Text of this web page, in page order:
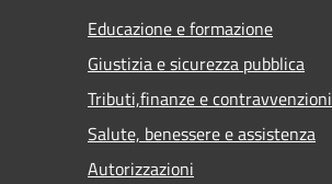
Educazione e formazione
Giustizia e sicurezza pubblica
Tributi,finanze e contravvenzioni
Salute, benessere e assistenza
Autorizzazioni